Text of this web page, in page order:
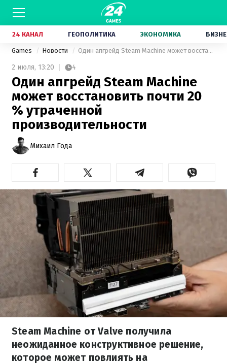
24 КАНАЛ ГЕОПОЛИТИКА ЭКОНОМИКА
Games Новости Один апгрейд Steam Machine может восстановить почти 20 % утраченной производительности
2 июля, 13:20 4
Один апгрейд Steam Machine
может восстановить почти 20
% утраченной
производительности
Михаил Года
Steam Machine от Valve получила
неожиданное конструктивное решение,
которое может повлиять на